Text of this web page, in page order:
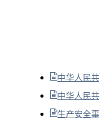
中华人民
中华人民
生产安全